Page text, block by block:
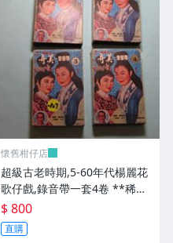
懷舊柑仔店
超級古老時期,5-60年代楊麗花
歌仔戲,錄音帶一套4卷 **稀少
品
$ 800
直購